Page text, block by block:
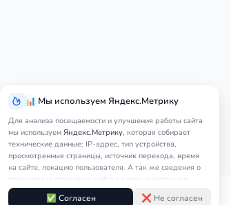
📊 Мы используем Яндекс.Метрику
Для анализа посещаемости и улучшения работы сайта
мы используем Яндекс.Метрику, которая собирает
технические данные: IP-адрес, тип устройства,
просмотренные страницы, источник перехода, время
на сайте, локацию пользователя. А так же сведения о
посещенных страницах сайта в целях аналитики и
защиты от спама.Это является обработкой
персональных данных.
✅ Согласен ❌ Не согласен